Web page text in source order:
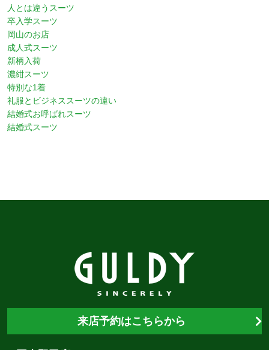
人とは違うスーツ
卒入学スーツ
岡山のお店
成人式スーツ
新柄入荷
濃紺スーツ
特別な1着
礼服とビジネススーツの違い
結婚式お呼ばれスーツ
結婚式スーツ
来店予約はこちらから